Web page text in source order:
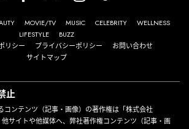
MOVIE/TV MUSIC CELEBRITY
WELLNESS
LIFESTYLE
BUZZ
リシー プライバシーポリシー
お問い合わせ
サイトマップ
止
コンテンツ（記事・画像）の著作権は「株式会社
他サイトや他媒体へ、弊社著作権コンテンツ（記事・画